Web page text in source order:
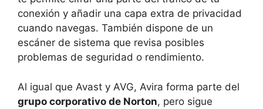
conexión y añadir una capa extra de privacidad
cuando navegas. También dispone de un
escáner de sistema que revisa posibles
problemas de seguridad o rendimiento.
Al igual que Avast y AVG, Avira forma parte del
grupo corporativo de Norton, pero sigue